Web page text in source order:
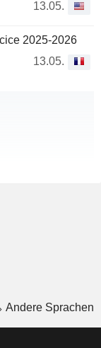
13.05.
2025-2026
13.05.
Andere Sprachen